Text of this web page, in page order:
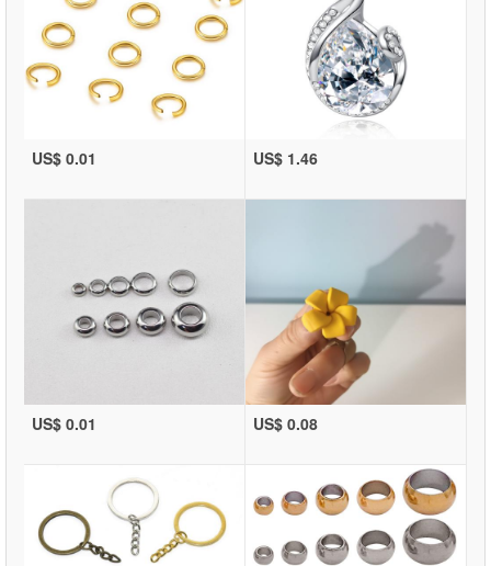
US$ 0.01 US$ 1.46
US$ 0.01 US$ 0.08